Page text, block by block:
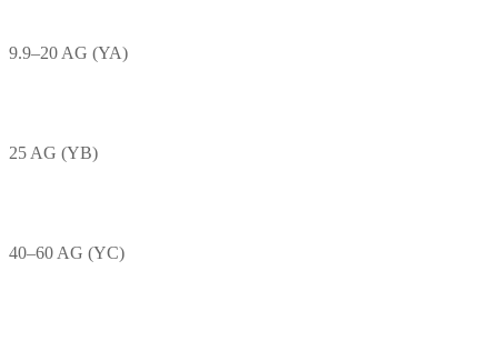
9.9–20 AG (YA)
25 AG (YB)
40–60 AG (YC)